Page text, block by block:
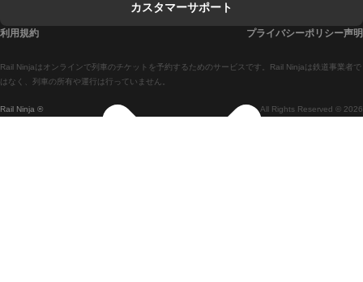
マドリードからセビリアまでの列車
マドリードからアリカンテまでの列車
Rail Ninja ® All Rights Reserved © 2026
Rail Ninjaはオンラインで列車のチケットを予約するためのサービスです。Rail Ninjaは鉄道事業者で
はなく、列車の所有や運行は行っていません。
カスタマーサポート
利用規約 プライバシーポリシー声明